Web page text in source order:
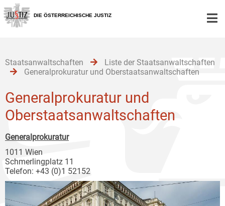
Zur
Hauptnavigation
[1]
Zum
Inhalt
[2]
Zum
Untermenü
[3]
DIE ÖSTERREICHISCHE JUSTIZ
Staatsanwaltschaften
Liste der Staatsanwaltschaften
Generalprokuratur und Oberstaatsanwaltschaften
Generalprokuratur und
Oberstaatsanwaltschaften
Generalprokuratur
1011 Wien
Schmerlingplatz 11
Telefon: +43 (0)1 52152